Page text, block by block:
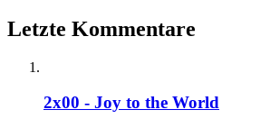
Letzte Kommentare
2x00 - Joy to the World